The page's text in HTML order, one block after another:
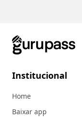
Institucional
Home
Baixar app